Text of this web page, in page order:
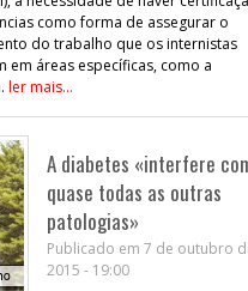
como forma de assegurar o
do trabalho que os internistas
em áreas específicas, como a
ler mais...
A diabetes «interfere
quase todas as outras
patologias»
Publicado em 7 de outubro
2015 - 19:00